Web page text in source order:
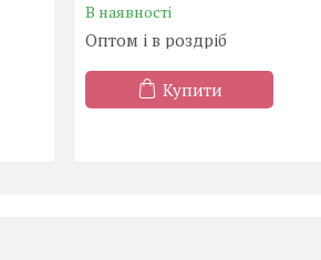
В наявності
Оптом і в роздріб
Купити